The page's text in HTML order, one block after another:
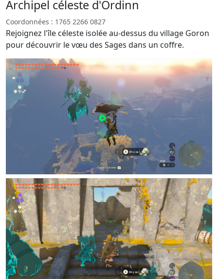
Archipel céleste d'Ordinn
Coordonnées : 1765 2266 0827
Rejoignez l'île céleste isolée au-dessus du village Goron
pour découvrir le vœu des Sages dans un coffre.